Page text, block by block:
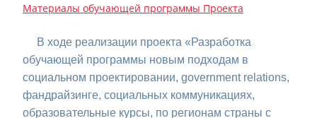
Материалы обучающей программы Проекта
В ходе реализации проекта «Разработка
обучающей программы новым подходам в
социальном проектировании, government relations,
фандрайзинге, социальных коммуникациях,
образовательные курсы, по регионам страны с